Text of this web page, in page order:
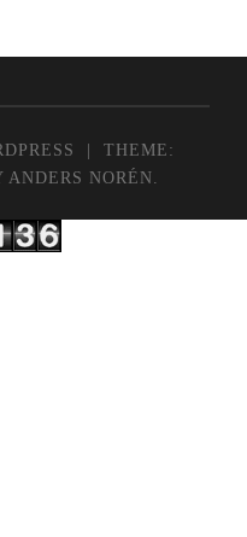
|
THEME:
ANDERS NORÉN